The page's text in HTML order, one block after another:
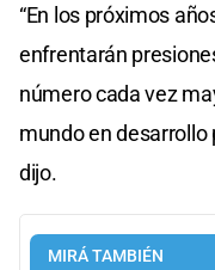
“En los próximos
enfrentarán
número cada vez
mundo en desarrollo
dijo.
MIRÁ TAMBIÉN